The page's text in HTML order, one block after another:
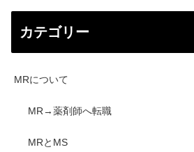
カテゴリー
MRについて
MR→薬剤師へ転職
MRとMS